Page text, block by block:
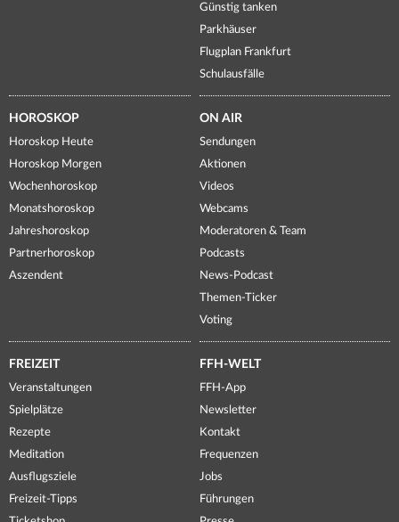
Günstig tanken
Parkhäuser
Flugplan Frankfurt
Schulausfälle
HOROSKOP
Horoskop Heute
Horoskop Morgen
Wochenhoroskop
Monatshoroskop
Jahreshoroskop
Partnerhoroskop
Aszendent
ON AIR
Sendungen
Aktionen
Videos
Webcams
Moderatoren & Team
Podcasts
News-Podcast
Themen-Ticker
Voting
FREIZEIT
Veranstaltungen
Spielplätze
Rezepte
Meditation
Ausflugsziele
Freizeit-Tipps
FFH-WELT
FFH-App
Newsletter
Kontakt
Frequenzen
Jobs
Führungen